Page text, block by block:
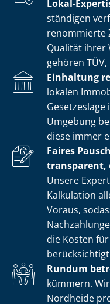
Lokal-
stän­di­gen
renommierte
Qualität ihrer
gehören TÜV,
Einhaltung
lokalen
Umgebung
diese immer
Faires
transparent,
Unsere
Kalkulation
Voraus,
die Kosten
Rundum
kümmern.
Nordheide